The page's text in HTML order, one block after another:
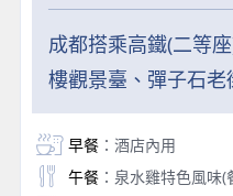
成都搭乘高鐵(二等
樓觀景臺、彈子石老
早餐：酒店內用
午餐：泉水雞特色風味(